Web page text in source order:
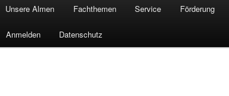
Unsere Almen Fachthemen Service Förderung
Anmelden Datenschutz